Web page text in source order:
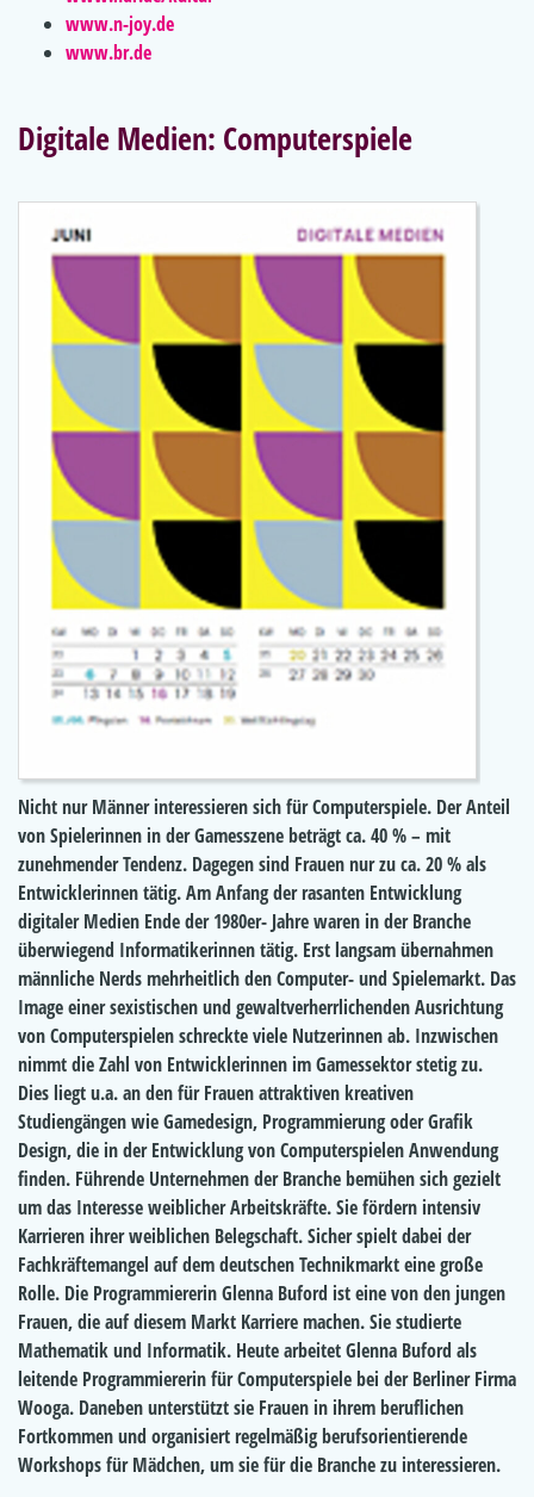
www.n-joy.de
www.br.de
Digitale Medien: Computerspiele
Nicht nur Männer interessieren sich für Computerspiele. Der Anteil
von Spielerinnen in der Gamesszene beträgt ca. 40 % – mit
zunehmender Tendenz. Dagegen sind Frauen nur zu ca. 20 % als
Entwicklerinnen tätig. Am Anfang der rasanten Entwicklung
digitaler Medien Ende der 1980er- Jahre waren in der Branche
überwiegend Informatikerinnen tätig. Erst langsam übernahmen
männliche Nerds mehrheitlich den Computer- und Spielemarkt. Das
Image einer sexistischen und gewaltverherrlichenden Ausrichtung
von Computerspielen schreckte viele Nutzerinnen ab. Inzwischen
nimmt die Zahl von Entwicklerinnen im Gamessektor stetig zu.
Dies liegt u.a. an den für Frauen attraktiven kreativen
Studiengängen wie Gamedesign, Programmierung oder Grafik
Design, die in der Entwicklung von Computerspielen Anwendung
finden. Führende Unternehmen der Branche bemühen sich gezielt
um das Interesse weiblicher Arbeitskräfte. Sie fördern intensiv
Karrieren ihrer weiblichen Belegschaft. Sicher spielt dabei der
Fachkräftemangel auf dem deutschen Technikmarkt eine große
Rolle. Die Programmiererin Glenna Buford ist eine von den jungen
Frauen, die auf diesem Markt Karriere machen. Sie studierte
Mathematik und Informatik. Heute arbeitet Glenna Buford als
leitende Programmiererin für Computerspiele bei der Berliner Firma
Wooga. Daneben unterstützt sie Frauen in ihrem beruflichen
Fortkommen und organisiert regelmäßig berufsorientierende
Workshops für Mädchen, um sie für die Branche zu interessieren.